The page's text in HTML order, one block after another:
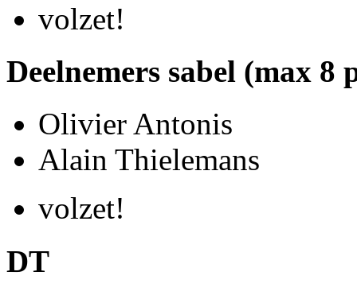
volzet!
Deelnemers sabel (max 8
Olivier Antonis
Alain Thielemans
volzet!
DT